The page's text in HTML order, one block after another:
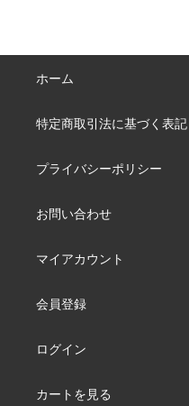
ホーム
特定商取引法に基づく表記
プライバシーポリシー
お問い合わせ
マイアカウント
会員登録
ログイン
カートを見る